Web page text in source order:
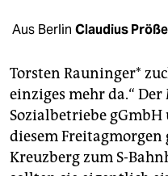
fragen & hilfe
abo
genossenschaft
epaper login
Aus Berlin Claudius
Torsten Rauninger*
einziges mehr da.“
Sozialbetriebe
diesem Freitagmorgen
Kreuzberg zum S-